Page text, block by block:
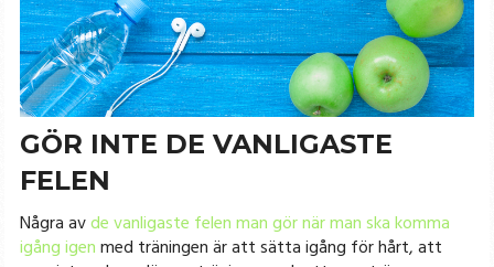
GÖR INTE DE VANLIGASTE
FELEN
Några avde vanligaste felen man gör när man ska komma
igång igenmed träningen är att sätta igång för hårt, att